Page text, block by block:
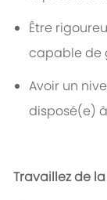
Être
capable de
Avoir un
disposé(e) à
Travaillez de